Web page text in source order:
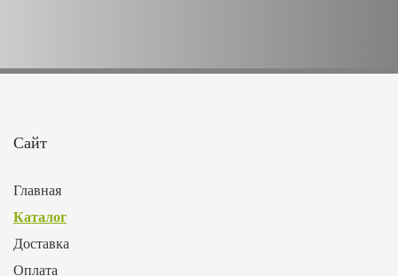
Сайт
Главная
Каталог
Доставка
Оплата